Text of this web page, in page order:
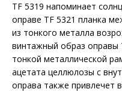
TF 5319 напоминает
оправе TF 5321 планка
из тонкого металла
винтажный образ оправы
тонкой металлической
ацетата целлюлозы с
оправа также привлечет